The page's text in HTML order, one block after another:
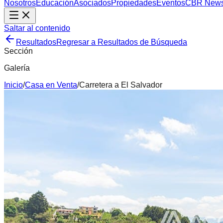
NosotrosEducaciónAsociadosPropiedadesEventosCBR
Saltar al contenido
ResultadosRegresar a Resultados de Búsqueda
Sección
Galería
Inicio/Casa en Venta/Carretera a El Salvador